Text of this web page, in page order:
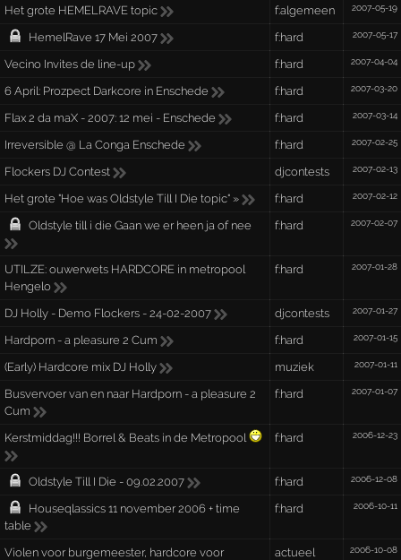
Het grote HEMELRAVE topic f:algemeen 2007-05-19
HemelRave 17 Mei 2007 f:hard 2007-05-17
Vecino Invites de line-up f:hard 2007-04-04
6 April: Prozpect Darkcore in Enschede f:hard 2007-03-20
Flax 2 da maX - 2007: 12 mei - Enschede f:hard 2007-03-14
Irreversible @ La Conga Enschede f:hard 2007-02-25
Flockers DJ Contest djcontests 2007-02-13
Het grote "Hoe was Oldstyle Till I Die topic" » f:hard 2007-02-12
Oldstyle till i die Gaan we er heen ja of nee f:hard 2007-02-07
UTILZE: ouwerwets HARDCORE in metropool
Hengelo
f:hard 2007-01-28
DJ Holly - Demo Flockers - 24-02-2007 djcontests 2007-01-27
Hardporn - a pleasure 2 Cum f:hard 2007-01-15
(Early) Hardcore mix DJ Holly muziek 2007-01-11
Busvervoer van en naar Hardporn - a pleasure 2
Cum
f:hard 2007-01-07
Kerstmiddag!!! Borrel & Beats in de Metropool f:hard 2006-12-23
Oldstyle Till I Die - 09.02.2007 f:hard 2006-12-08
Houseqlassics 11 november 2006 + time
table
f:hard 2006-10-11
Violen voor burgemeester, hardcore voor
actueel 2006-10-08